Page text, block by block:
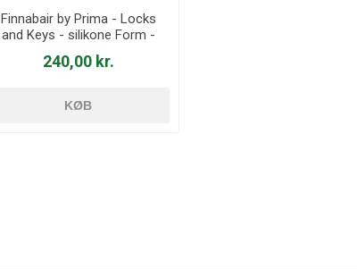
Finnabair by Prima - Locks
and Keys - silikone Form -
969387
240,00 kr.
KØB